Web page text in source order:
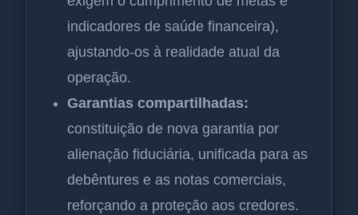
indicadores de saúde financeira),
ajustando-os à realidade atual da
operação.
Garantias compartilhadas:
constituição de nova garantia por
alienação fiduciária, unificada para as
debêntures e as notas comerciais,
reforçando a proteção aos credores.